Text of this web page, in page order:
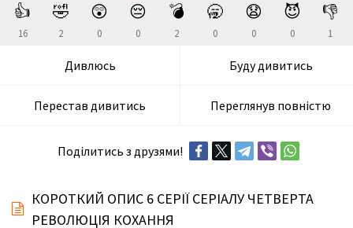
👍
16
🤣
2
😲
0
😔
0
💣
2
🥱
0
😧
0
😈
0
👎
1
Дивлюсь Буду дивитись
Перестав дивитись Переглянув повністю
Поділитись з друзями!
КОРОТКИЙ ОПИС 6 СЕРІЇ СЕРІАЛУ ЧЕТВЕРТА
РЕВОЛЮЦІЯ КОХАННЯ